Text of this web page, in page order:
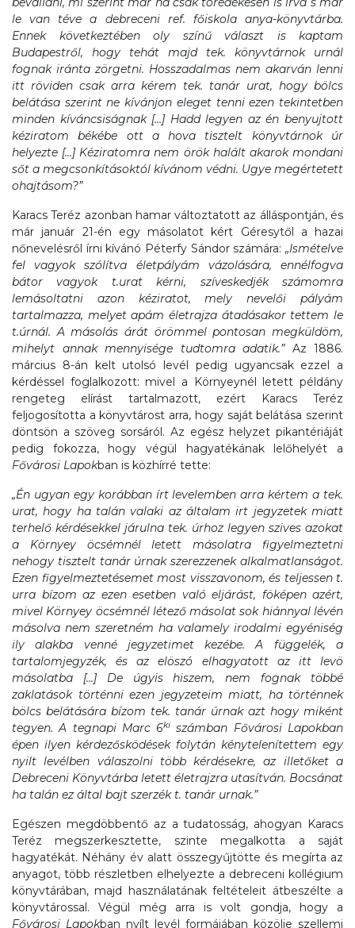
le van téve a debreceni ref. főiskola anya-könyvtárba.
Ennek következtében oly színű választ is kaptam
Budapestről, hogy tehát majd tek. könyvtárnok urnál
fognak iránta zörgetni. Hosszadalmas nem akarván lenni
itt röviden csak arra kérem tek. tanár urat, hogy bölcs
belátása szerint ne kívánjon eleget tenni ezen tekintetben
minden kíváncsiságnak […] Hadd legyen az én benyujtott
kéziratom békébe ott a hova tisztelt könyvtárnok úr
helyezte […] Kéziratomra nem örök halált akarok mondani
sőt a megcsonkításoktól kívánom védni. Ugye megértetett
ohajtásom?”
Karacs Teréz azonban hamar változtatott az álláspontján, és
már január 21-én egy másolatot kért Géresytől a hazai
nőnevelésről írni kívánó Péterfy Sándor számára: „Ismételve
fel vagyok szólítva életpályám vázolására, ennélfogva
bátor vagyok t.urat kérni, szíveskedjék számomra
lemásoltatni azon kéziratot, mely nevelői pályám
tartalmazza, melyet apám életrajza átadásakor tettem le
t.úrnál. A másolás árát örömmel pontosan megküldöm,
mihelyt annak mennyisége tudtomra adatik.”Az 1886.
március 8-án kelt utolsó levél pedig ugyancsak ezzel a
kérdéssel foglalkozott: mivel a Környeynél letett példány
rengeteg elírást tartalmazott, ezért Karacs Teréz
feljogosította a könyvtárost arra, hogy saját belátása szerint
döntsön a szöveg sorsáról. Az egész helyzet pikantériáját
pedig fokozza, hogy végül hagyatékának lelőhelyét a
Fővárosi Lapokban is közhírré tette:
„Én ugyan egy korábban írt levelemben arra kértem a tek.
urat, hogy ha talán valaki az általam irt jegyzetek miatt
terhelő kérdésekkel járulna tek. úrhoz legyen szives azokat
a Környey öcsémnél letett másolatra figyelmeztetni
nehogy tisztelt tanár úrnak szerezzenek alkalmatlanságot.
Ezen figyelmeztetésemet most visszavonom, és teljessen t.
urra bízom az ezen esetben való eljárást, föképen azért,
mivel Környey öcsémnél létező másolat sok hiánnyal lévén
másolva nem szeretném ha valamely irodalmi egyéniség
ily alakba venné jegyzetimet kezébe. A függelék, a
tartalomjegyzék, és az elöszó elhagyatott az itt levö
másolatba […] De úgyis hiszem, nem fognak többé
zaklatások történni ezen jegyzeteim miatt, ha történnek
bölcs belátására bízom tek. tanár úrnak azt hogy miként
tegyen. A tegnapi Marc 6ki számban Fővárosi Lapokban
épen ilyen kérdezősködések folytán kénytelenítettem egy
nyilt levélben válaszolni több kérdésekre, az illetőket a
Debreceni Könyvtárba letett életrajzra utasítván. Bocsánat
ha talán ez által bajt szerzék t. tanár urnak.”
Egészen megdöbbentő az a tudatosság, ahogyan Karacs
Teréz megszerkesztette, szinte megalkotta a saját
hagyatékát. Néhány év alatt összegyűjtötte és megírta az
anyagot, több részletben elhelyezte a debreceni kollégium
könyvtárában, majd használatának feltételeit átbeszélte a
könyvtárossal. Végül még arra is volt gondja, hogy a
Fővárosi Lapokban nyílt levél formájában közölje szellemi